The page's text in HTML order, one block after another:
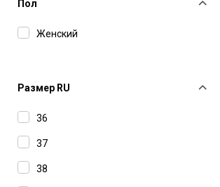
Philosophy Di Lorenzo Serafini
Пол
Женский
Размер RU
36
37
38